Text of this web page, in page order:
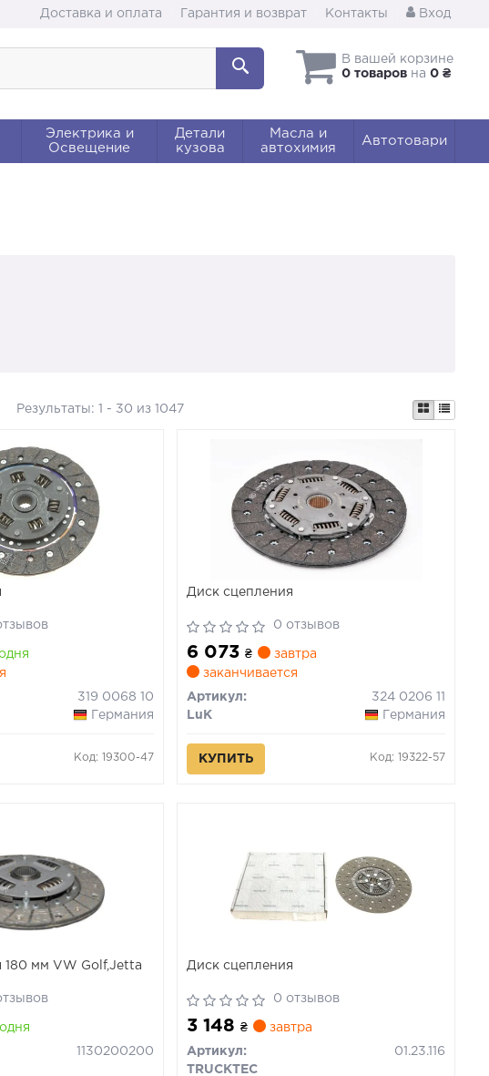
Доставка и оплата Гарантия и возврат Контакты Вход
В вашей корзине
0 товаров на 0 ₴
Электрика и
Освещение
Детали
кузова
Масла и
автохимия
Автотовари
Результаты: 1 - 30 из 1047
319 0068 10
Германия
Код: 19300-47
Диск сцепления
0 отзывов
6 073₴
завтра
заканчивается
Артикул:
324 0206 11
LuK
Германия
КУПИТЬ Код: 19322-57
180 мм VW Golf,Jetta
1130200200
Диск сцепления
0 отзывов
3 148₴ завтра
Артикул:
01.23.116
TRUCKTEC